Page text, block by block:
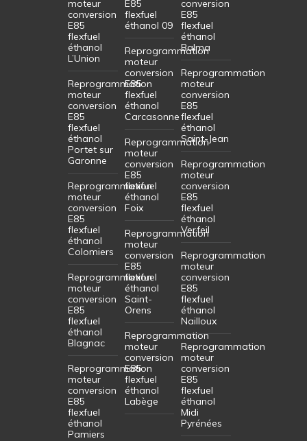
moteur
conversion
E85
flexfuel
éthanol
L’Union
Reprogrammation
moteur
conversion
E85
flexfuel
éthanol
Portet sur
Garonne
Reprogrammation
moteur
conversion
E85
flexfuel
éthanol
Colomiers
Reprogrammation
moteur
conversion
E85
flexfuel
éthanol
Blagnac
Reprogrammation
moteur
conversion
E85
flexfuel
éthanol
Pamiers
E85
flexfuel
éthanol 09
Reprogrammation
moteur
conversion
E85
flexfuel
éthanol
Carcasonne
Reprogrammation
moteur
conversion
E85
flexfuel
éthanol
Foix
Reprogrammation
moteur
conversion
E85
flexfuel
éthanol
Saint-
Orens
Reprogrammation
moteur
conversion
E85
flexfuel
éthanol
Labège
conversion
E85
flexfuel
éthanol
Balma
Reprogrammation
moteur
conversion
E85
flexfuel
éthanol
Saint-Jean
Reprogrammation
moteur
conversion
E85
flexfuel
éthanol
Verfeil
Reprogrammation
moteur
conversion
E85
flexfuel
éthanol
Nailloux
Reprogrammation
moteur
conversion
E85
flexfuel
éthanol
Midi
Pyrénées